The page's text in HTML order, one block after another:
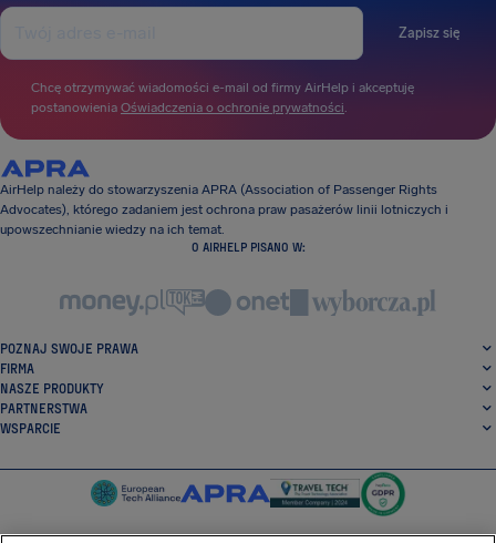
Zapisz się
Chcę otrzymywać wiadomości e-mail od firmy AirHelp i akceptuję
postanowienia Oświadczenia o ochronie prywatności.
AirHelp należy do stowarzyszenia APRA (Association of Passenger Rights
Advocates), którego zadaniem jest ochrona praw pasażerów linii lotniczych i
upowszechnianie wiedzy na ich temat.
O AIRHELP PISANO W:
POZNAJ SWOJE PRAWA
FIRMA
NASZE PRODUKTY
PARTNERSTWA
WSPARCIE